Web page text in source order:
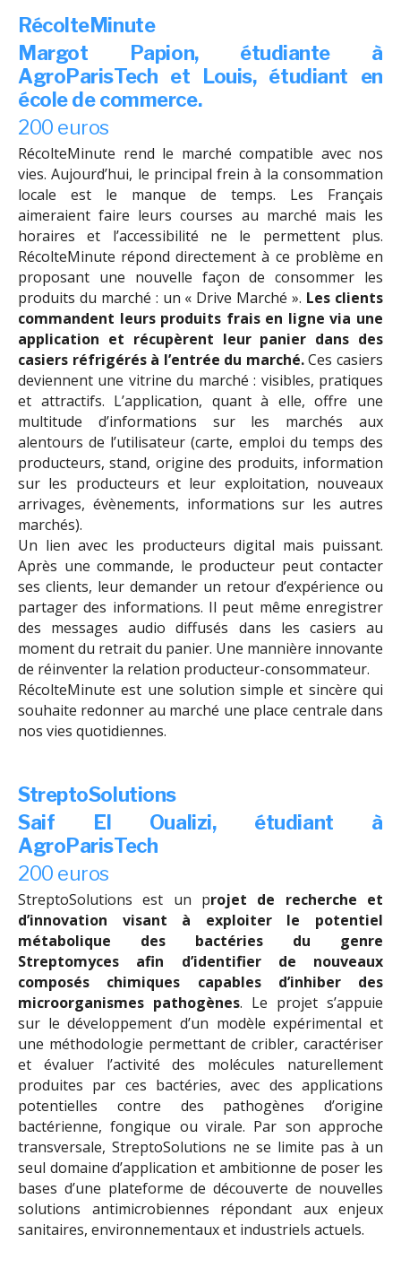
RécolteMinute
Margot Papion, étudiante à
AgroParisTech et Louis, étudiant en
école de commerce.
200 euros
RécolteMinute rend le marché compatible avec nos
vies. Aujourd’hui, le principal frein à la consommation
locale est le manque de temps. Les Français
aimeraient faire leurs courses au marché mais les
horaires et l’accessibilité ne le permettent plus.
RécolteMinute répond directement à ce problème en
proposant une nouvelle façon de consommer les
produits du marché : un « Drive Marché ». Les clients
commandent leurs produits frais en ligne via une
application et récupèrent leur panier dans des
casiers réfrigérés à l’entrée du marché.Ces casiers
deviennent une vitrine du marché : visibles, pratiques
et attractifs. L’application, quant à elle, offre une
multitude d’informations sur les marchés aux
alentours de l’utilisateur (carte, emploi du temps des
producteurs, stand, origine des produits, information
sur les producteurs et leur exploitation, nouveaux
arrivages, évènements, informations sur les autres
marchés).
Un lien avec les producteurs digital mais puissant.
Après une commande, le producteur peut contacter
ses clients, leur demander un retour d’expérience ou
partager des informations. Il peut même enregistrer
des messages audio diffusés dans les casiers au
moment du retrait du panier. Une mannière innovante
de réinventer la relation producteur-consommateur.
RécolteMinute est une solution simple et sincère qui
souhaite redonner au marché une place centrale dans
nos vies quotidiennes.
StreptoSolutions
Saif El Oualizi, étudiant à
AgroParisTech
200 euros
StreptoSolutions est un projet de recherche et
d’innovation visant à exploiter le potentiel
métabolique des bactéries du genre
Streptomyces afin d’identifier de nouveaux
composés chimiques capables d’inhiber des
microorganismes pathogènes. Le projet s’appuie
sur le développement d’un modèle expérimental et
une méthodologie permettant de cribler, caractériser
et évaluer l’activité des molécules naturellement
produites par ces bactéries, avec des applications
potentielles contre des pathogènes d’origine
bactérienne, fongique ou virale. Par son approche
transversale, StreptoSolutions ne se limite pas à un
seul domaine d’application et ambitionne de poser les
bases d’une plateforme de découverte de nouvelles
solutions antimicrobiennes répondant aux enjeux
sanitaires, environnementaux et industriels actuels.